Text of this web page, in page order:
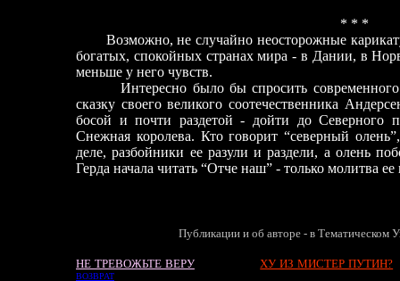
* * *
Возможно, не случайно неосторожные
богатых, спокойных странах мира- в Дании, в
меньше у него чувств.
Интересно было бы спросить
сказку своего великого соотечественника
босой и почти раздетой- дойти до Северного
Снежная королева. Кто говорит “северный
деле, разбойники ее разули и раздели, а олень
Герда начала читать “Отче наш” - только молитва ее
Публикации и об авторе - в Тематическом
НЕ ТРЕВОЖЬТЕ ВЕРУ ХУ ИЗ МИСТЕР ПУТИН?
ВОЗВРАТ